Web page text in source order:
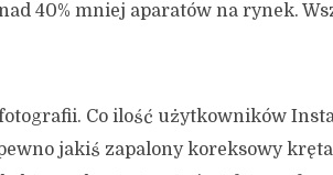
40% mniej aparatów na rynek.
Co ilość użytkowników
jakiś zapalony koreksowy